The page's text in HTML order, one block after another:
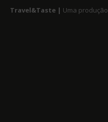
Travel&Taste | Uma produção